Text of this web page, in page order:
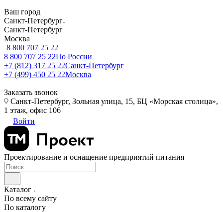
Ваш город
Санкт-Петербург
Санкт-Петербург
Москва
8 800 707 25 22
8 800 707 25 22По России
+7 (812) 317 25 22Санкт-Петербург
+7 (499) 450 25 22Москва
Заказать звонок
Санкт-Петербург, Зольная улица, 15, БЦ «Морская столица»,
1 этаж, офис 106
Войти
Проектирование и оснащение предприятий питания
Каталог
По всему сайту
По каталогу